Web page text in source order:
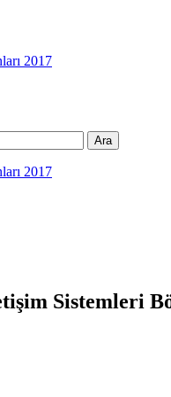
2017
2017
Sistemleri